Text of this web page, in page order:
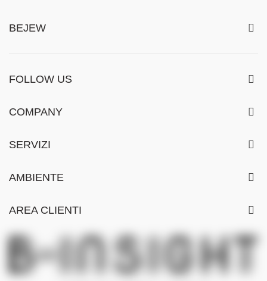
BEJEW
FOLLOW US
COMPANY
SERVIZI
AMBIENTE
AREA CLIENTI